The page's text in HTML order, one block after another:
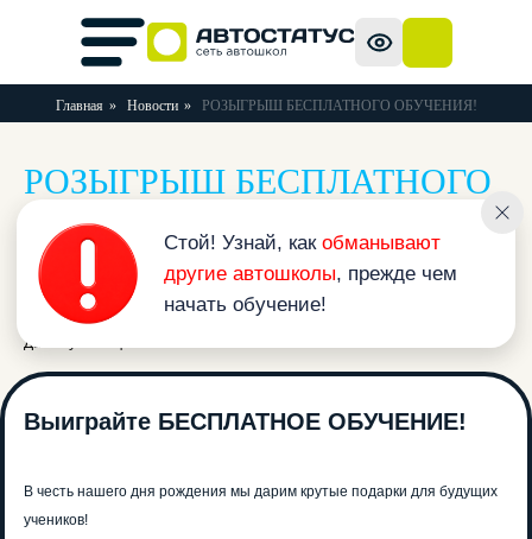
Стой! Узнай, как обманывают
другие автошколы, прежде чем
Главная » Новости » РОЗЫГРЫШ БЕСПЛАТНОГО ОБУЧЕНИЯ!
РОЗЫГРЫШ БЕСПЛАТНОГО
ОБУЧЕНИЯ!
« Назад
Дата публикации: 05.06.2019
Выиграйте БЕСПЛАТНОЕ ОБУЧЕНИЕ!
В честь нашего дня рождения мы дарим крутые подарки для будущих
учеников!